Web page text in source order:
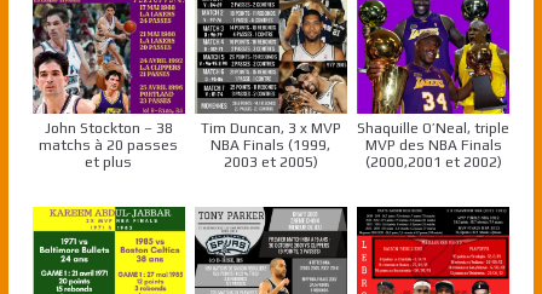
John Stockton – 38
matchs à 20 passes
et plus
Tim Duncan, 3 x MVP
NBA Finals (1999,
2003 et 2005)
Shaquille O’Neal, triple
MVP des NBA Finals
(2000,2001 et 2002)